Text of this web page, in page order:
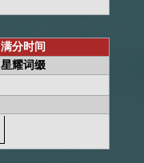
满分时间
星耀词缀